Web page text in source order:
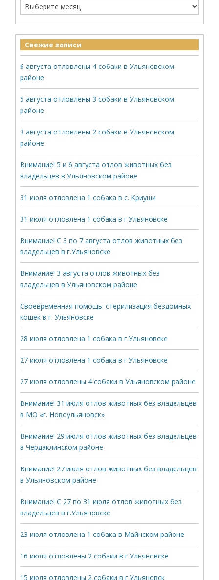
Свежие записи
6 августа отловлены 4 собаки в Ульяновском
районе
5 августа отловлены 3 собаки в Ульяновском
районе
3 августа отловлены 2 собаки в Ульяновском
районе
Внимание! 5 и 6 августа отлов животных без
владельцев в Ульяновском районе
31 июля отловлена 1 собака в с. Криуши
31 июля отловлена 1 собака в г.Ульяновске
Внимание! С 3 по 7 августа отлов животных без
владельцев в г.Ульяновске
Внимание! 3 августа отлов животных без
владельцев в Ульяновском районе
Своевременная помощь: стерилизация бездомных
кошек в г. Ульяновске
28 июля отловлена 1 собака в г.Ульяновске
27 июля отловлена 1 собака в г.Ульяновске
27 июля отловлены 4 собаки в Ульяновском районе
Внимание! 31 июля отлов животных без владельцев
в МО «г. Новоульяновск»
Внимание! 29 июля отлов животных без владельцев
в Чердаклинском районе
Внимание! 27 июля отлов животных без владельцев
в Ульяновском районе
Внимание! С 27 по 31 июля отлов животных без
владельцев в г.Ульяновске
23 июля отловлена 1 собака в Майнском районе
16 июля отловлены 2 собаки в г.Ульяновске
15 июля отловлены 2 собаки в г.Ульяновск